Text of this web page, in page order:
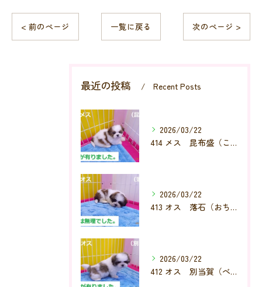
< 前のページ 一覧に戻る 次のページ >
最近の投稿 Recent Posts
2026/03/22
414 メス 昆布盛（こんぶもり）
2026/03/22
413 オス 落石（おちいし）
2026/03/22
412 オス 別当賀（べっとが）